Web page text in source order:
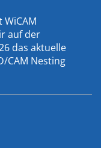
WiCAM
auf der
das aktuelle
CAM Nesting